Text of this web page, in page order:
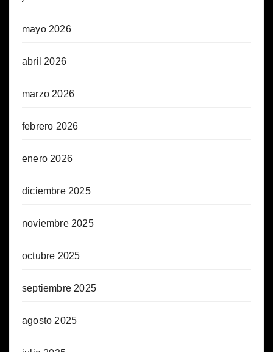
mayo 2026
abril 2026
marzo 2026
febrero 2026
enero 2026
diciembre 2025
noviembre 2025
octubre 2025
septiembre 2025
agosto 2025